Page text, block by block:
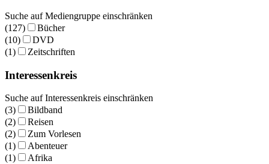
Suche auf Mediengruppe einschränken
(127)
Bücher
(10)
DVD
(1)
Zeitschriften
Interessenkreis
Suche auf Interessenkreis einschränken
(3)
Bildband
(2)
Reisen
(2)
Zum Vorlesen
(1)
Abenteuer
(1)
Afrika